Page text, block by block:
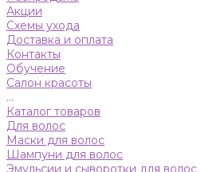
Акции
Схемы ухода
Доставка и оплата
Контакты
Обучение
Салон красоты
...
Каталог товаров
Для волос
Маски для волос
Шампуни для волос
Эмульсии и сыворотки для волос